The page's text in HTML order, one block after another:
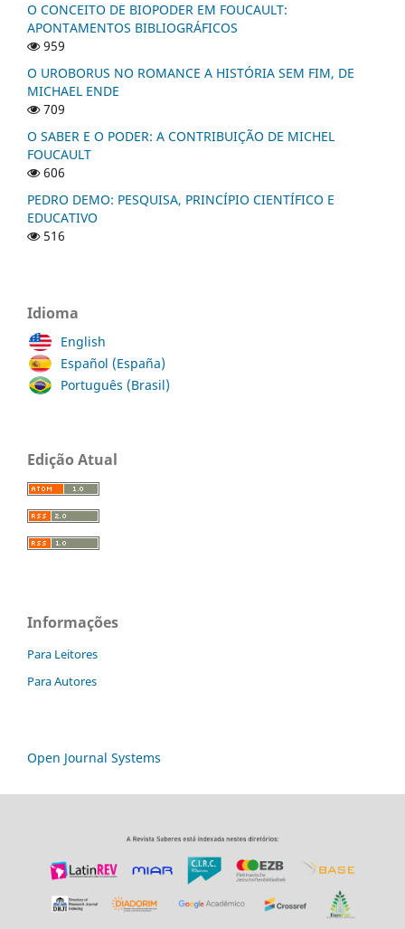
O CONCEITO DE BIOPODER EM FOUCAULT:
APONTAMENTOS BIBLIOGRÁFICOS
959
O UROBORUS NO ROMANCE A HISTÓRIA SEM FIM, DE
MICHAEL ENDE
709
O SABER E O PODER: A CONTRIBUIÇÃO DE MICHEL
FOUCAULT
606
PEDRO DEMO: PESQUISA, PRINCÍPIO CIENTÍFICO E
EDUCATIVO
516
Idioma
English
Español (España)
Português (Brasil)
Edição Atual
Informações
Para Leitores
Para Autores
Open Journal Systems